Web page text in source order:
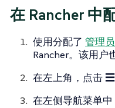
在 Rancher 中
使用分配了 管理员
Rancher。该用户
在左上角，点击 ☰
在左侧导航菜单